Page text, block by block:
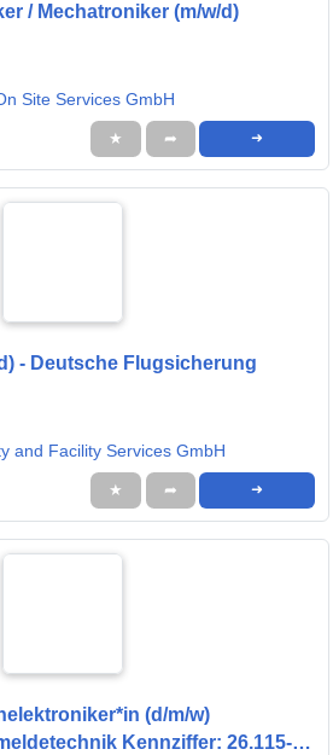
/ Mechatroniker (m/w/d)
Site Services GmbH
★ ➦ ➜
- Deutsche Flugsicherung
and Facility Services GmbH
★ ➦ ➜
(d/m/w)
Kennziffer: 26.115-